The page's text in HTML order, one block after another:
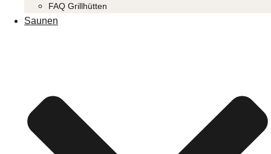
FAQ Grillhütten
Saunen